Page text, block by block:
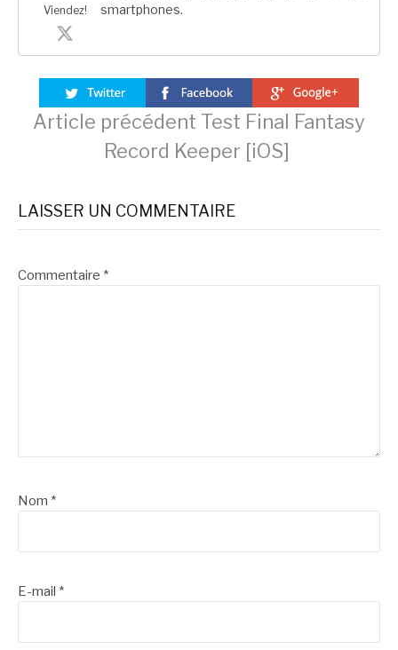
Viendez!
smartphones.
Lire
la
suite
Article précédent Test Final Fantasy
Record Keeper [iOS]
LAISSER UN COMMENTAIRE
Commentaire *
Nom *
E-mail *